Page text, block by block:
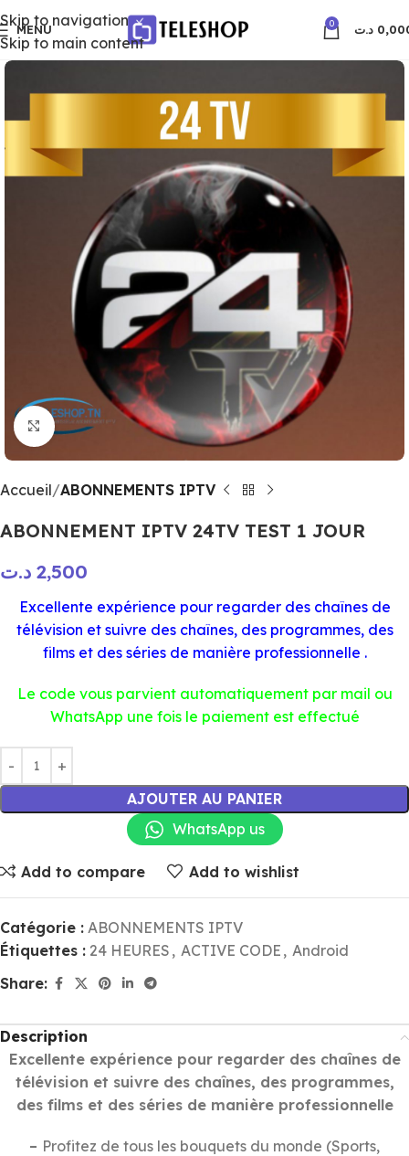
Skip to navigation
Skip to main content
MENU 0 د.ت
Click to enlarge
Accueil ABONNEMENTS IPTV
ABONNEMENT IPTV 24TV TEST 1 JOUR
2,500 د.ت
Excellente expérience pour regarder des chaînes de
télévision et suivre des chaînes, des programmes, des
films et des séries de manière professionnelle .
Le code vous parvient automatiquement par mail ou
WhatsApp une fois le paiement est effectué
AJOUTER AU PANIER
WhatsApp us
Add to compare Add to wishlist
Catégorie : ABONNEMENTS IPTV
Étiquettes : 24 HEURES , ACTIVE CODE , Android
Share:
Description
Excellente expérience pour regarder des chaînes de
télévision et suivre des chaînes, des programmes,
des films et des séries de manière professionnelle
– Profitez de tous les bouquets du monde (Sports,